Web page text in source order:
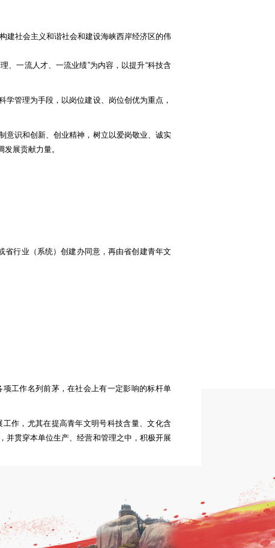
建社会主义和谐社会和建设海峡西岸经济区的伟
、一流人才、一流业绩”为内容，以提升“科技含
管理为手段，以岗位建设、岗位创优为重点，
意识和创新、创业精神，树立以爱岗敬业、诚实
展贡献力量。
行业（系统）创建办同意，再由省创建青年文
工作名列前茅，在社会上有一定影响的标杆单
作，尤其在提高青年文明号科技含量、文化含
并贯穿本单位生产、经营和管理之中，积极开展
，并在省级以上报纸、杂志、电视台等新闻媒
工作，团结凝聚青年开展生动活泼、扎实有效
、醒目的创建标识、有形的创建载体；创建工作